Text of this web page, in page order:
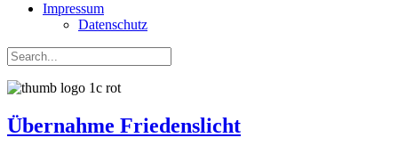
Impressum
Datenschutz
Übernahme Friedenslicht